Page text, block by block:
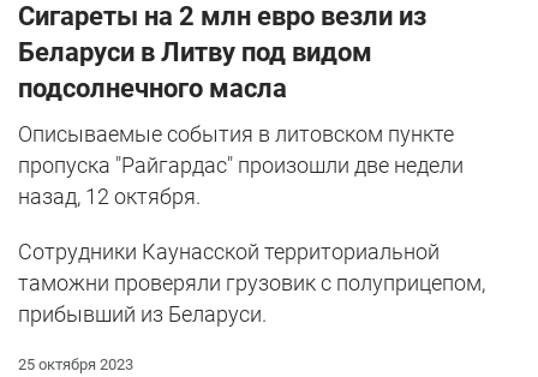
Сигареты на 2 млн евро везли из
Беларуси в Литву под видом
подсолнечного масла
Описываемые события в литовском пункте
пропуска "Райгардас" произошли две недели
назад, 12 октября.
Сотрудники Каунасской территориальной
таможни проверяли грузовик с полуприцепом,
прибывший из Беларуси.
25 октября 2023